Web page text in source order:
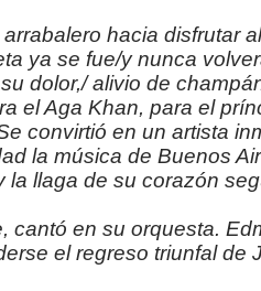
hacia disfrutar
ya se fue/y nunca
dolor,/ alivio de
el Aga Khan, para el
convirtió en un artista
la música de Buenos
la llaga de su corazón
cantó en su orquesta.
el regreso triunfal de